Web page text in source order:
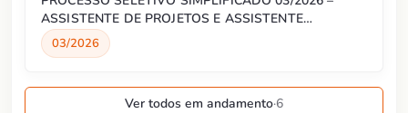
ASSISTENTE DE PROJETOS E ASSISTENTE
ADMINISTRATIVO
03/2026
Ver todos em andamento·6